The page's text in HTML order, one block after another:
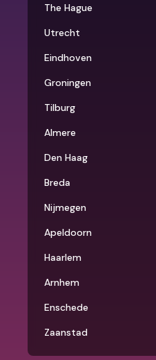
The Hague
Utrecht
Eindhoven
Groningen
Tilburg
Almere
Den Haag
Breda
Nijmegen
Apeldoorn
Haarlem
Arnhem
Enschede
Zaanstad